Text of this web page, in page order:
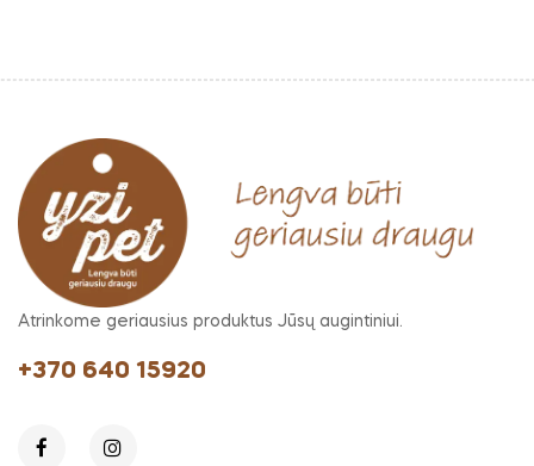
Atrinkome geriausius produktus Jūsų augintiniui.
+370 640 15920